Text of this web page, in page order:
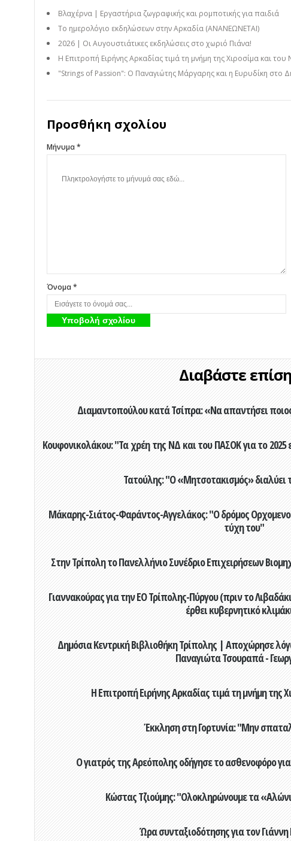
Βλαχέρνα | Εργαστήρια ζωγραφικής και ρομποτικής για παιδιά
Το ημερολόγιο εκδηλώσεων στην Αρκαδία (ΑΝΑΝΕΩΝΕΤΑΙ)
2026 | Οι Αυγουστιάτικες εκδηλώσεις στο χωριό Πιάνα!
Η Επιτροπή Ειρήνης Αρκαδίας τιμά τη μνήμη της Χιροσίμα και του
"Strings of Passion": Ο Παναγιώτης Μάργαρης και η Ευρυδίκη στο
Προσθήκη σχολίου
Μήνυμα *
Όνομα *
Διαβάστε
Διαμαντοπούλου κατά Τσίπρα: «Να απαντήσει
Κουφονικολάκου: "Τα χρέη της ΝΔ και του ΠΑΣΟΚ για το 2025
Τατούλης: "Ο «Μητσοτακισμός» διαλύει
Μάκαρης-Σιάτος-Φαράντος-Αγγελάκος: "Ο δρόμος
τύχη του"
Στην Τρίπολη το Πανελλήνιο Συνέδριο Επιχειρήσεων
Γιαννακούρας για την EO Τρίπολης-Πύργου (πριν το
έρθει κυβερνητικό
Δημόσια Κεντρική Βιβλιοθήκη Τρίπολης | Αποχώρησε
Παναγιώτα Τσουραπά -
Η Επιτροπή Ειρήνης Αρκαδίας τιμά τη μνήμη της
Έκκληση στη Γορτυνία: "Μην
Ο γιατρός της Αρεόπολης οδήγησε το ασθενοφόρο
Κώστας Τζιούμης: "Ολοκληρώνουμε τα
Ώρα συνταξιοδότησης για τον